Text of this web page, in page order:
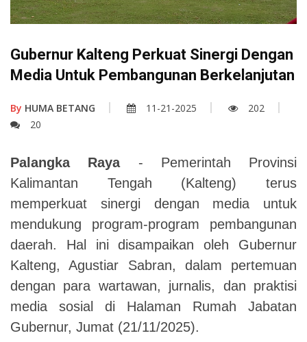
Gubernur Kalteng Perkuat Sinergi Dengan
Media Untuk Pembangunan Berkelanjutan
By HUMA BETANG 11-21-2025
202
20
Palangka Raya- Pemerintah Provinsi
Kalimantan Tengah (Kalteng) terus
memperkuat sinergi dengan media untuk
mendukung program-program pembangunan
daerah. Hal ini disampaikan oleh Gubernur
Kalteng, Agustiar Sabran, dalam pertemuan
dengan para wartawan, jurnalis, dan praktisi
media sosial di Halaman Rumah Jabatan
Gubernur, Jumat (21/11/2025).